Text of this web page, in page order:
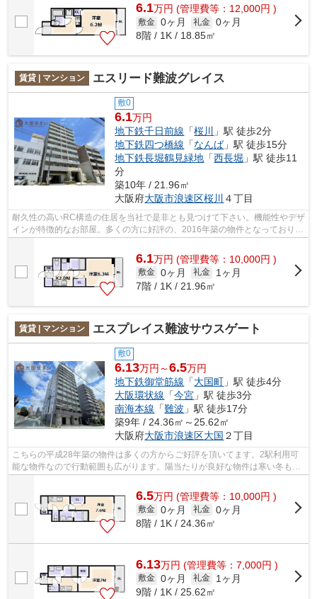
6.1万円 (管理費等：12,000円 )
敷金 0ヶ月 礼金 0ヶ月
8階 / 1K / 18.85㎡
賃貸 | マンション エスリード難波グレイス
敷0
6.1万円
地下鉄千日前線 「桜川
」駅 徒歩2分
地下鉄四つ橋線 「なんば」駅 徒歩15分
地下鉄長堀鶴見緑地 「西長堀 」駅 徒歩11
分
築10年 / 21.96㎡
大阪府大阪市浪速区桜川 ４丁目
耐久性の高いRC構造の住居を当社で是非とも見つけて下さい。機能性やデザ
インが特徴的なお部屋。多くの方に好評の、2016年築の物件となっておりま
6.1万円 (管理費等：10,000円 )
敷金 0ヶ月 礼金
1ヶ月
7階 / 1K / 21.96㎡
賃貸 | マンション エスプレイス難波サウスゲート
敷0
6.13万円～6.5万円
地下鉄御堂筋線 「大国町 」駅 徒歩4分
大阪環状線 「今宮 」駅 徒歩3分
南海本線 「難波 」駅 徒歩17分
築9年 / 24.36㎡～25.62㎡
大阪府大阪市浪速区大国 ２丁目
こちらの平成28年築の物件は多くの方からご好評を頂いてます。2駅利用可
能な物件なので行動範囲も広がります。陽当たりが良好な物件は寒い冬も暖
6.5万円 (管理費等：10,000円 )
敷金 0ヶ月 礼金 0ヶ月
8階 / 1K / 24.36㎡
6.13万円 (管理費等：7,000円 )
敷金 0ヶ月 礼金
1ヶ月
9階 / 1K / 25.62㎡